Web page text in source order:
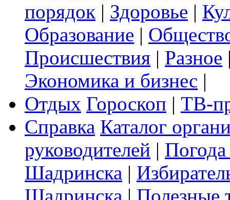
порядок | Здоровье |
Образование |
Происшествия | Разное
Экономика и бизнес |
Отдых Гороскоп | ТВ-
Справка Каталог
руководителей |
Шадринска |